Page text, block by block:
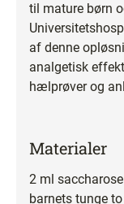
til mature børn
af denne
analgetisk
hælprøver og
Materialer
2 ml
barnets tunge